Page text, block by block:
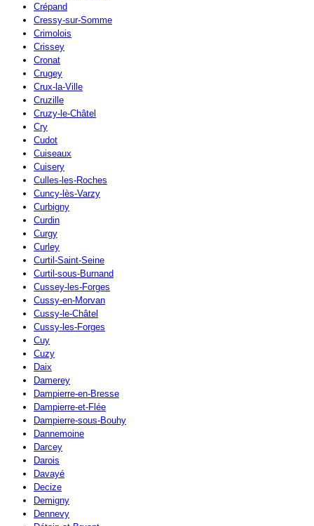
Crépand
Cressy-sur-Somme
Crimolois
Crissey
Cronat
Crugey
Crux-la-Ville
Cruzille
Cruzy-le-Châtel
Cry
Cudot
Cuiseaux
Cuisery
Culles-les-Roches
Cuncy-lès-Varzy
Curbigny
Curdin
Curgy
Curley
Curtil-Saint-Seine
Curtil-sous-Burnand
Cussey-les-Forges
Cussy-en-Morvan
Cussy-le-Châtel
Cussy-les-Forges
Cuy
Cuzy
Daix
Damerey
Dampierre-en-Bresse
Dampierre-et-Flée
Dampierre-sous-Bouhy
Dannemoine
Darcey
Darois
Davayé
Decize
Demigny
Dennevy